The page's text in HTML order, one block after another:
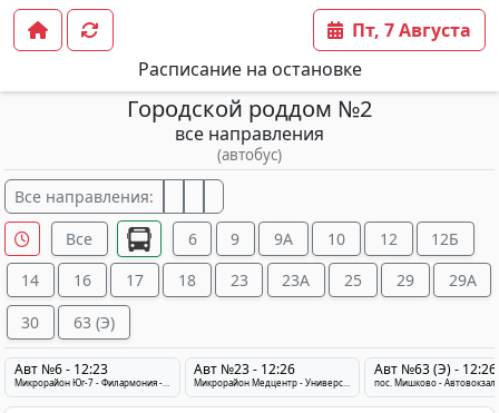
Расписание на остановке
Пт, 7 Августа
Городской роддом №2
все направления
(автобус)
Все направления:
Все 6 9 9А 10 12
12Б
14
16 17 18 23 23A 25 29
29A
30
63 (Э)
Авт №6 - 12:23
Микрорайон Юг-7 - Филармония - ул. 1-я Великолукская
Авт №23 - 12:26 Авт №63 (Э) - 12:26